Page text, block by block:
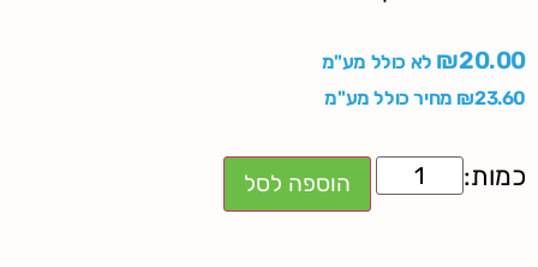
₪20.00
לא כולל מע"מ
₪23.60 מחיר כולל מע"מ
הוספה לסל